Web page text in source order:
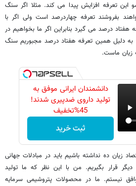
این تعرفه افزایش پیدا می ‏کند. مثلا اگر سنگ
بفروشند تعرفه چهاردرصد است ولی اگر با
درصد می‏ گیرد بنابراین اگر ما بخواهیم در
دلیل همین تعرفه هفتاد درصد مجبوریم سنگ
زیان ماست.
دانشمندان ایرانی موفق به
تولید داروی ضدپیری شدند!
45%تخفیف
ثبت خرید
زیان ده نداشته باشیم باید در مبادلات جهانی
قرار بگیریم. من با این نظر که ما تولید
نیستم. ما در محصولات پتروشیمی سرمایه‏